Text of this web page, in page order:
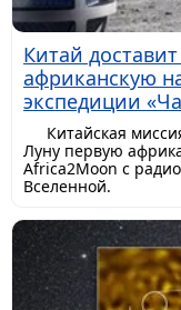
Китай
африканскую
экспедиции
Китайская
Луну первую
Africa2Moon с
Вселенной.